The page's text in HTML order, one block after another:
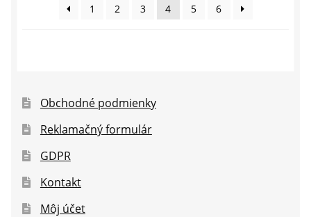
1
2 3 4 5 6
Obchodné podmienky
Reklamačný formulár
GDPR
Kontakt
Môj účet